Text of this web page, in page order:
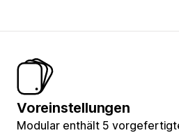
Voreinstellungen
Modular enthält 5